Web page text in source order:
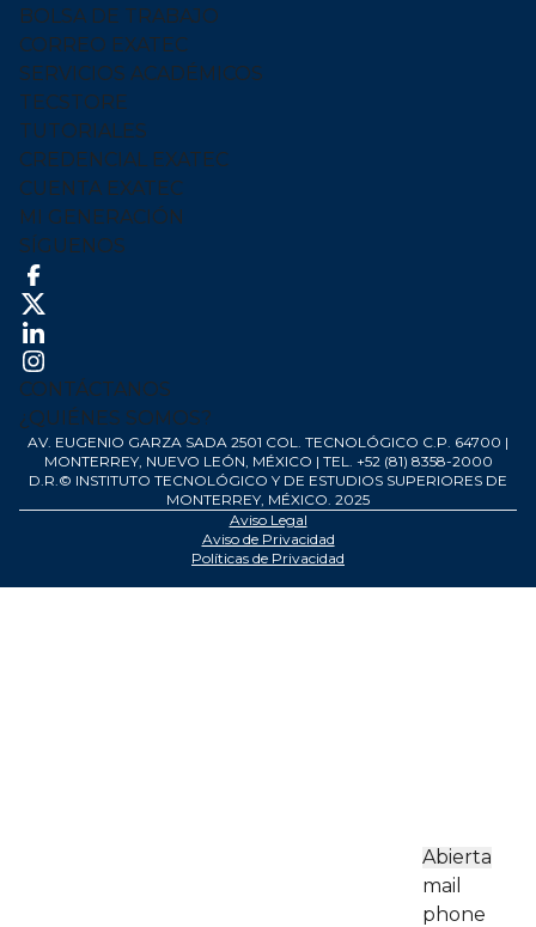
Social
Chat
Abierta
mail
phone
BOLSA DE TRABAJO
CORREO EXATEC
SERVICIOS ACADÉMICOS
TECSTORE
TUTORIALES
CREDENCIAL EXATEC
CUENTA EXATEC
MI GENERACIÓN
SÍGUENOS
CONTÁCTANOS
¿QUIÉNES SOMOS?
AV. EUGENIO GARZA SADA 2501 COL. TECNOLÓGICO C.P. 64700 |
MONTERREY, NUEVO LEÓN, MÉXICO | TEL. +52 (81) 8358-2000
D.R.© INSTITUTO TECNOLÓGICO Y DE ESTUDIOS SUPERIORES DE
MONTERREY, MÉXICO. 2025
Aviso Legal
Aviso de Privacidad
Políticas de Privacidad